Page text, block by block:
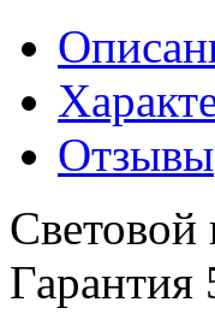
Отзывы
Гарантия